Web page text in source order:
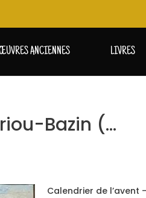
ANCIENNES LIVRES
Bazin (…
Calendrier de l’avent